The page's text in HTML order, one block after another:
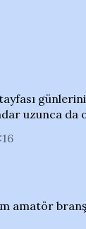
uzunca da
amatör